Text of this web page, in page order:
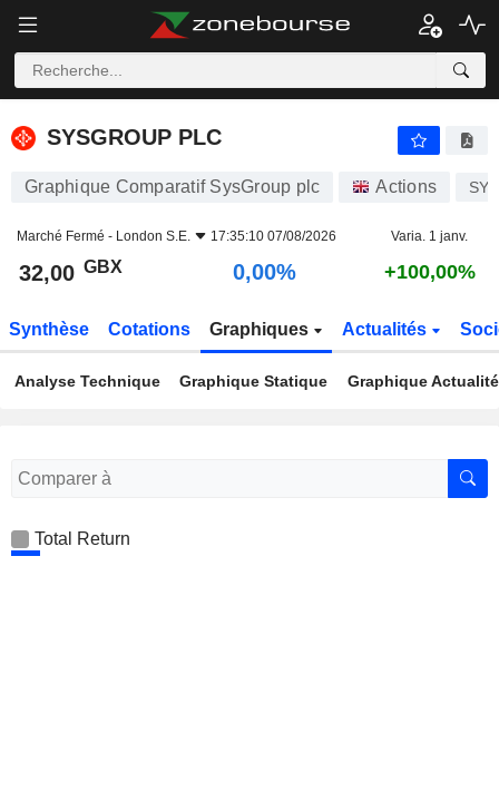
SYSGROUP PLC
SYSGROUP PLC
Graphique Comparatif SysGroup plc Actions SYS
Marché Fermé - London S.E. 17:35:10 07/08/2026 Varia. 1 janv.
32,00 GBX 0,00% +100,00%
Synthèse Cotations Graphiques Actualités
Analyse Technique Graphique Statique Graphique
Total Return